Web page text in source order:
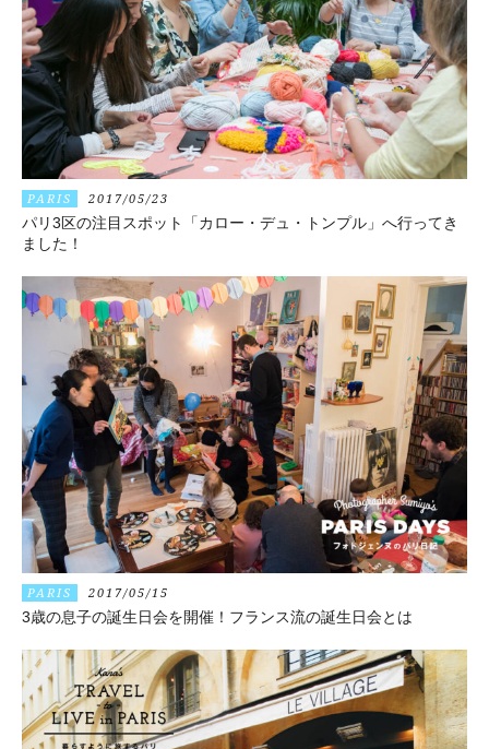
PARIS 2017/05/23
パリ3区の注目スポット「カロー・デュ・トンプル」へ行ってき
ました！
PARIS 2017/05/15
3歳の息子の誕生日会を開催！フランス流の誕生日会とは